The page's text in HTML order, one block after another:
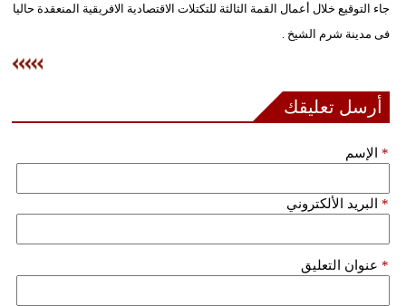
مدوَّنات
جاء التوقيع خلال أعمال القمة الثالثة للتكتلات الاقتصادية الافريقية المنعقدة حاليا
فى مدينة شرم الشيخ .
أرسل تعليقك
الإسم *
البريد الألكتروني *
عنوان التعليق *